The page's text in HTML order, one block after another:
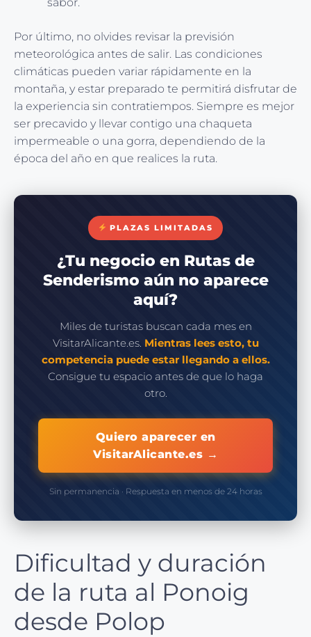
Por último, no olvides revisar la previsión
meteorológica antes de salir. Las condiciones
climáticas pueden variar rápidamente en la
montaña, y estar preparado te permitirá disfrutar de
la experiencia sin contratiempos. Siempre es mejor
ser precavido y llevar contigo una chaqueta
impermeable o una gorra, dependiendo de la
época del año en que realices la ruta.
PLAZAS LIMITADAS
¿Tu negocio en Rutas de
Senderismo aún no aparece
aquí?
Miles de turistas buscan cada mes en
VisitarAlicante.es. Mientras lees esto, tu
competencia puede estar llegando a ellos.
Consigue tu espacio antes de que lo haga
otro.
Quiero aparecer en
VisitarAlicante.es →
Sin permanencia · Respuesta en menos de 24 horas
Dificultad y duración
de la ruta al Ponoig
desde Polop